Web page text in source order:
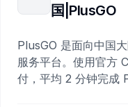
国|PlusGO
PlusGO 是面向中国
服务平台。使用官方
付，平均 2 分钟完成